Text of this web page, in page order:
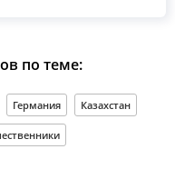
по теме:
Германия Казахстан